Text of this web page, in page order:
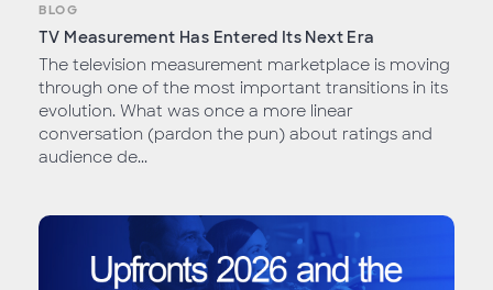
BLOG
TV Measurement Has Entered Its Next Era
The television measurement marketplace is moving
through one of the most important transitions in its
evolution. What was once a more linear
conversation (pardon the pun) about ratings and
audience de...